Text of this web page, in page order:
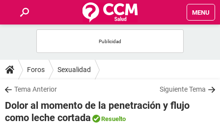
MENU
FOROS
SALUD
FAMILIA
Foros Sexualidad
Tema Anterior Siguiente Tema
Dolor al momento de la penetración y flujo
como leche cortada
Resuelto